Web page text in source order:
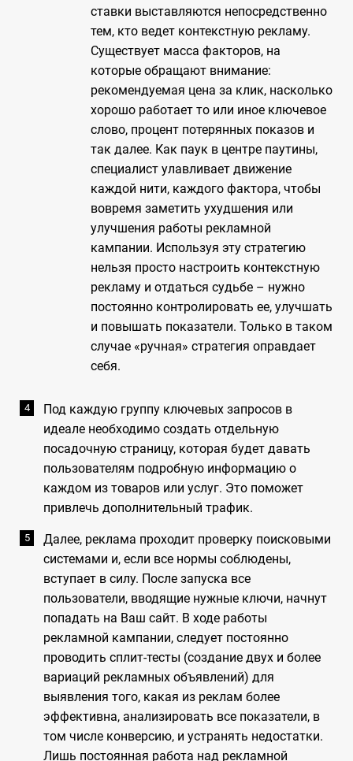
ставки выставляются непосредственно
тем, кто ведет контекстную рекламу.
Существует масса факторов, на
которые обращают внимание:
рекомендуемая цена за клик, насколько
хорошо работает то или иное ключевое
слово, процент потерянных показов и
так далее. Как паук в центре паутины,
специалист улавливает движение
каждой нити, каждого фактора, чтобы
вовремя заметить ухудшения или
улучшения работы рекламной
кампании. Используя эту стратегию
нельзя просто настроить контекстную
рекламу и отдаться судьбе – нужно
постоянно контролировать ее, улучшать
и повышать показатели. Только в таком
случае «ручная» стратегия оправдает
себя.
Под каждую группу ключевых запросов в
идеале необходимо создать отдельную
посадочную страницу, которая будет давать
пользователям подробную информацию о
каждом из товаров или услуг. Это поможет
привлечь дополнительный трафик.
Далее, реклама проходит проверку поисковыми
системами и, если все нормы соблюдены,
вступает в силу. После запуска все
пользователи, вводящие нужные ключи, начнут
попадать на Ваш сайт. В ходе работы
рекламной кампании, следует постоянно
проводить сплит-тесты (создание двух и более
вариаций рекламных объявлений) для
выявления того, какая из реклам более
эффективна, анализировать все показатели, в
том числе конверсию, и устранять недостатки.
Лишь постоянная работа над рекламной